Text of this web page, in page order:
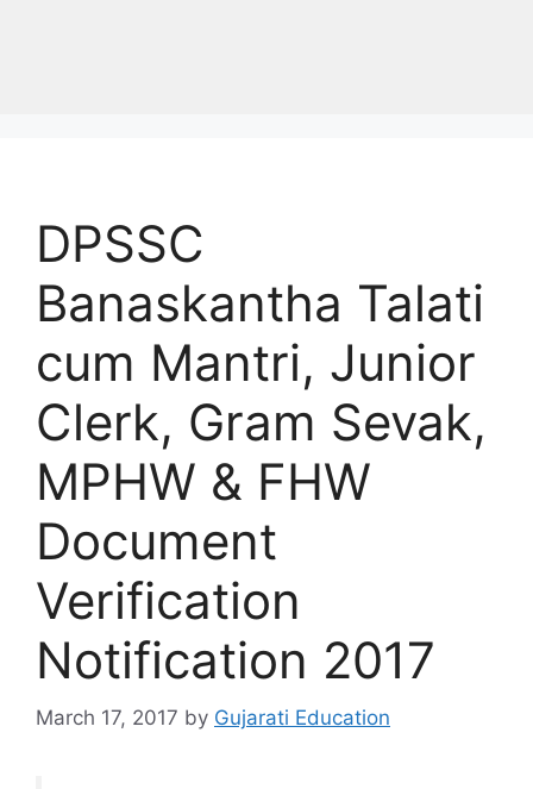
DPSSC
Banaskantha Talati
cum Mantri, Junior
Clerk, Gram Sevak,
MPHW & FHW
Document
Verification
Notification 2017
March 17, 2017 by Gujarati Education